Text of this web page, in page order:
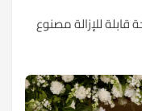
للإزالة مصنوع